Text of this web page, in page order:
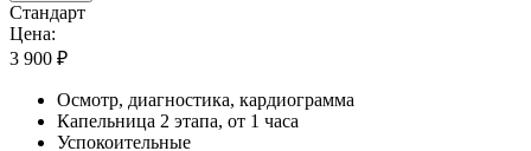
Стандарт
Цена:
3 900 ₽
Осмотр, диагностика, кардиограмма
Капельница 2 этапа, от 1 часа
Успокоительные